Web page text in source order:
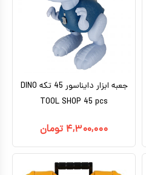
جعبه ابزار دایناسور 45 تکه DINO
TOOL SHOP 45 pcs
۴,۳۰۰,۰۰۰ تومان